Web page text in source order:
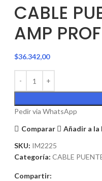
CABLE
AMP
$36.342,00
Pedir via WhatsApp
Comparar
Añadir a la
SKU: IM2225
Categoría: CABLE
Compartir: